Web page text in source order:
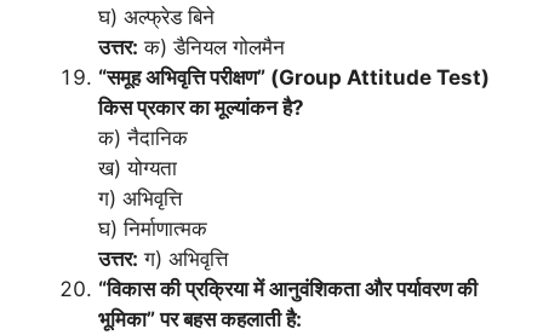
घ) अल्फ्रेड बिने
उत्तर: क) डैनियल गोलमैन
“समूह अभिवृत्ति परीक्षण” (Group Attitude Test)
किस प्रकार का मूल्यांकन है?
क) नैदानिक
ख) योग्यता
ग) अभिवृत्ति
घ) निर्माणात्मक
उत्तर: ग) अभिवृत्ति
“विकास की प्रक्रिया में आनुवंशिकता और पर्यावरण की
भूमिका” पर बहस कहलाती है: